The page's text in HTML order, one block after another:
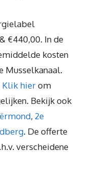
€440,00. In de
kosten
Musselkanaal.
Klik hierom
Bekijk ook
, 2e
. De offerte
verscheidene